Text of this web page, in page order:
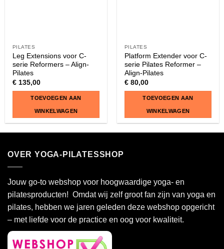
PILATES
Leg Extensions voor C-
serie Reformers – Align-
Pilates
€135,00
TOEVOEGEN AAN
WINKELWAGEN
PILATES
Platform Extender voor C-
serie Pilates Reformer –
Align-Pilates
€80,00
TOEVOEGEN AAN
WINKELWAGEN
OVER YOGA-PILATESSHOP
Jouw go-to webshop voor hoogwaardige yoga- en
pilatesproducten! Omdat wij zelf groot fan zijn van yoga en
pilates, hebben we jaren geleden deze webshop opgericht
– met liefde voor de practice en oog voor kwaliteit.